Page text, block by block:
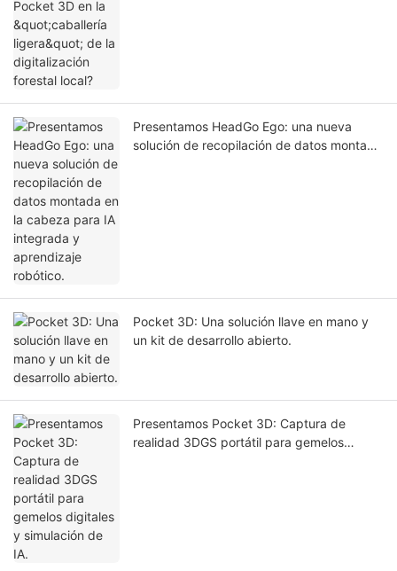
Presentamos HeadGo Ego: una nueva
solución de recopilación de datos montada
Pocket 3D: Una solución llave en mano y
un kit de desarrollo abierto.
Presentamos Pocket 3D: Captura de
realidad 3DGS portátil para gemelos